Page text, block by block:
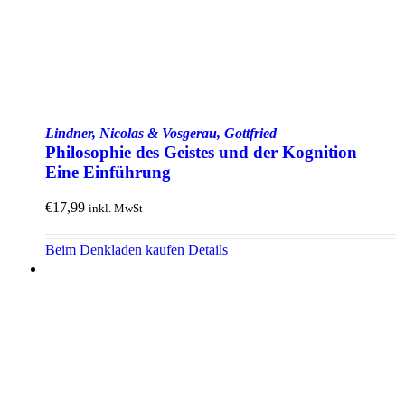
Lindner, Nicolas & Vosgerau, Gottfried
Philo­sophie des Geistes und der Kognition
Eine Einführung
€17,99 inkl. MwSt
Beim Denkladen kaufen Details